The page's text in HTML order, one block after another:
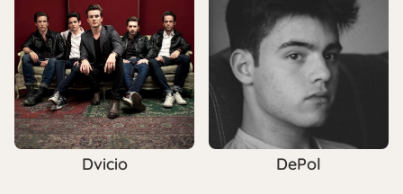
Dvicio DePol